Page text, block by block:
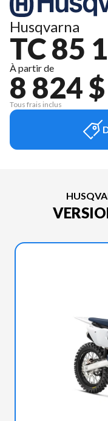
Husqvarna
TC 85
À partir de
8 824 $
Tous frais inclus